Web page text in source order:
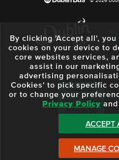
By clicking 'Accept all',
cookies on your device to
core websites services,
assist in our
advertising
Cookies' to pick specific
or to change your
Privacy Policy and
ACCEPT
MANAGE